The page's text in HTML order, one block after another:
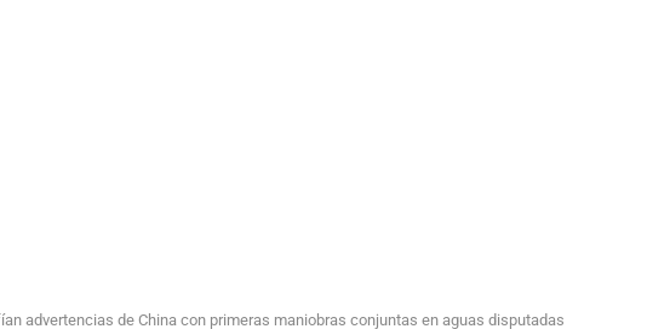
advertencias de China con primeras maniobras conjuntas en aguas disputadas